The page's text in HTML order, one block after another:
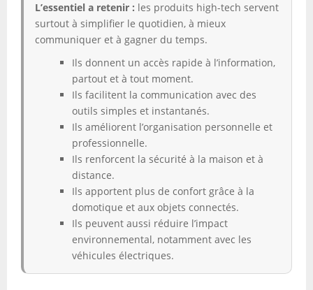
L’essentiel a retenir : les produits high-tech servent
surtout à simplifier le quotidien, à mieux
communiquer et à gagner du temps.
Ils donnent un accès rapide à l’information,
partout et à tout moment.
Ils facilitent la communication avec des
outils simples et instantanés.
Ils améliorent l’organisation personnelle et
professionnelle.
Ils renforcent la sécurité à la maison et à
distance.
Ils apportent plus de confort grâce à la
domotique et aux objets connectés.
Ils peuvent aussi réduire l’impact
environnemental, notamment avec les
véhicules électriques.